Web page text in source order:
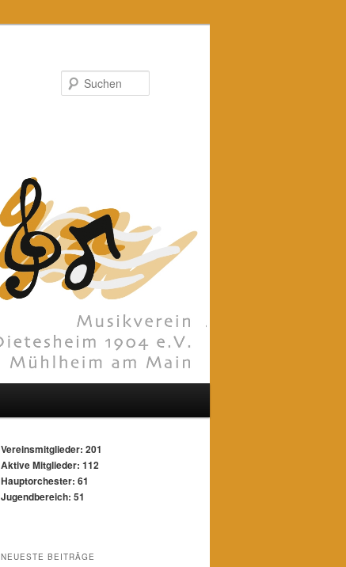
Vereinsmitglieder: 201
Aktive Mitglieder: 112
Hauptorchester: 61
Jugendbereich: 51
NEUESTE BEITRÄGE